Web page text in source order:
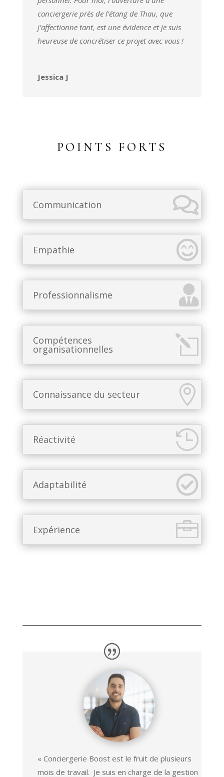
conciergerie près de l’étang de Thau, que
j’affectionne tant, est une évidence et je suis
heureuse de concrétiser ce projet avec vous !
Jessica J
POINTS FORTS
Communication
Empathie
Professionnalisme
Compétences
organisationnelles
Connaissance du secteur
Réactivité
Adaptabilité
Expérience
« Conciergerie Boost est le fruit de plusieurs
mois de travail. Je suis en charge de la gestion